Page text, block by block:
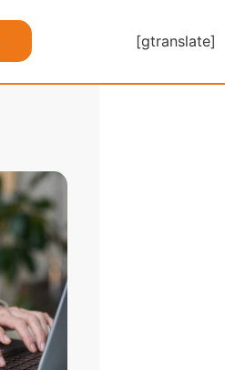
[gtranslate]